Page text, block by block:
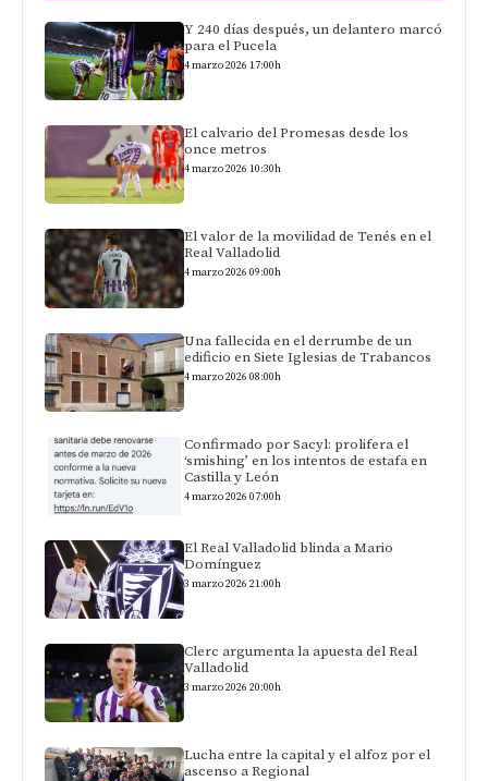
Y 240 días después, un delantero marcó
para el Pucela
4 marzo 2026 17:00h
El calvario del Promesas desde los
once metros
4 marzo 2026 10:30h
El valor de la movilidad de Tenés en el
Real Valladolid
4 marzo 2026 09:00h
Una fallecida en el derrumbe de un
edificio en Siete Iglesias de Trabancos
4 marzo 2026 08:00h
Confirmado por Sacyl: prolifera el
‘smishing’ en los intentos de estafa en
Castilla y León
4 marzo 2026 07:00h
El Real Valladolid blinda a Mario
Domínguez
3 marzo 2026 21:00h
Clerc argumenta la apuesta del Real
Valladolid
3 marzo 2026 20:00h
Lucha entre la capital y el alfoz por el
ascenso a Regional